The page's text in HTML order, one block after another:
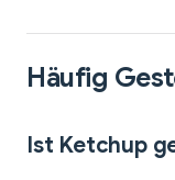
Häufig
Ist Ketchup